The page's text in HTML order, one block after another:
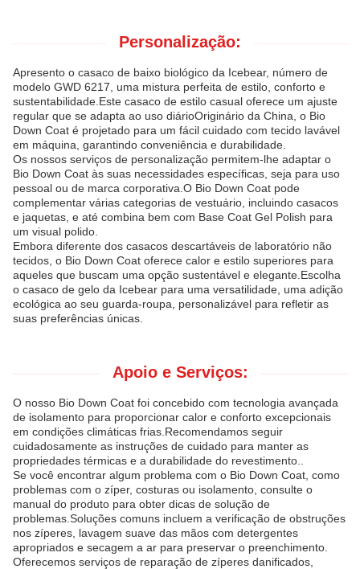
Personalização:
Apresento o casaco de baixo biológico da Icebear, número de
modelo GWD 6217, uma mistura perfeita de estilo, conforto e
sustentabilidade.Este casaco de estilo casual oferece um ajuste
regular que se adapta ao uso diárioOriginário da China, o Bio
Down Coat é projetado para um fácil cuidado com tecido lavável
em máquina, garantindo conveniência e durabilidade.
Os nossos serviços de personalização permitem-lhe adaptar o
Bio Down Coat às suas necessidades específicas, seja para uso
pessoal ou de marca corporativa.O Bio Down Coat pode
complementar várias categorias de vestuário, incluindo casacos
e jaquetas, e até combina bem com Base Coat Gel Polish para
um visual polido.
Embora diferente dos casacos descartáveis de laboratório não
tecidos, o Bio Down Coat oferece calor e estilo superiores para
aqueles que buscam uma opção sustentável e elegante.Escolha
o casaco de gelo da Icebear para uma versatilidade, uma adição
ecológica ao seu guarda-roupa, personalizável para refletir as
suas preferências únicas.
Apoio e Serviços:
O nosso Bio Down Coat foi concebido com tecnologia avançada
de isolamento para proporcionar calor e conforto excepcionais
em condições climáticas frias.Recomendamos seguir
cuidadosamente as instruções de cuidado para manter as
propriedades térmicas e a durabilidade do revestimento..
Se você encontrar algum problema com o Bio Down Coat, como
problemas com o zíper, costuras ou isolamento, consulte o
manual do produto para obter dicas de solução de
problemas.Soluções comuns incluem a verificação de obstruções
nos zíperes, lavagem suave das mãos com detergentes
apropriados e secagem a ar para preservar o preenchimento.
Oferecemos serviços de reparação de zíperes danificados,